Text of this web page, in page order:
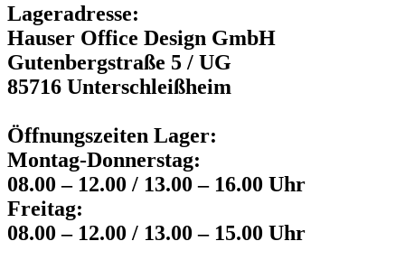
Lageradresse:
Hauser Office Design GmbH
Gutenbergstraße 5 / UG
85716 Unterschleißheim
Öffnungszeiten Lager:
Montag-Donnerstag:
08.00 – 12.00 / 13.00 – 16.00 Uhr
Freitag:
08.00 – 12.00 / 13.00 – 15.00 Uhr